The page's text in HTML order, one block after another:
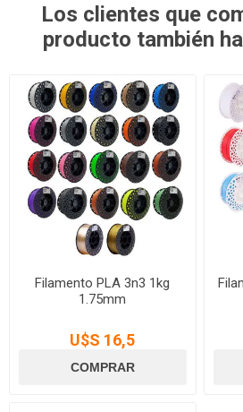
Los clientes que
producto también
Filamento PLA 3n3 1kg
1.75mm
U$S 16,5